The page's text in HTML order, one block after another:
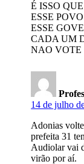
É ISSO
ESSE
ESSE
CADA UM
NAO VOTE
14 de julho
Adonias volte
prefeita 31
Audiolar vai
virão por aí.